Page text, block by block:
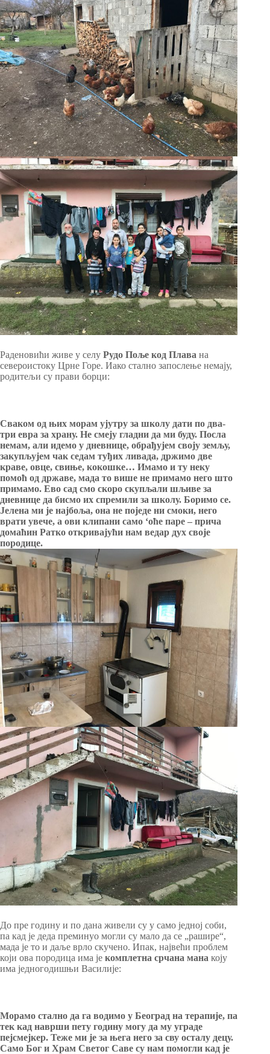
Раденовићи живе у селу Рудо Поље код Плава на
североистоку Црне Горе. Иако стално запослење немају,
родитељи су прави борци:
Сваком од њих морам ујутру за школу дати по два-
три евра за храну. Не смеју гладни да ми буду. Посла
немам, али идемо у дневнице, обрађујем своју земљу,
закупљујем чак седам туђих ливада, држимо две
краве, овце, свиње, кокошке… Имамо и ту неку
помоћ од државе, мада то више не примамо него што
примамо. Ево сад смо скоро скупљали шљиве за
дневнице да бисмо их спремили за школу. Боримо се.
Јелена ми је најбоља, она не поједе ни смоки, него
врати увече, а ови клипани само ‘оће паре – прича
домаћин Ратко откривајући нам ведар дух своје
породице.
До пре годину и по дана живели су у само једној соби,
па кад је деда преминуо могли су мало да се „рашире“,
мада је то и даље врло скучено. Ипак, највећи проблем
који ова породица има је комплетна срчана мана коју
има једногодишњи Василије:
Морамо стално да га водимо у Београд на терапије, па
тек кад наврши пету годину могу да му уграде
пејсмејкер. Теже ми је за њега него за сву осталу децу.
Само Бог и Храм Светог Саве су нам помогли кад је